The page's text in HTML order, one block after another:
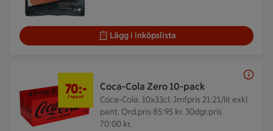
Lägg i inköpslista
Coca-Cola Zero 10-pack
Coca-Cola. 10x33cl. Jmfpris 21:21/lit exkl
pant. Ord.pris 85:95 kr. 30dgr.pris
70:00 kr.
70:-
/+pant